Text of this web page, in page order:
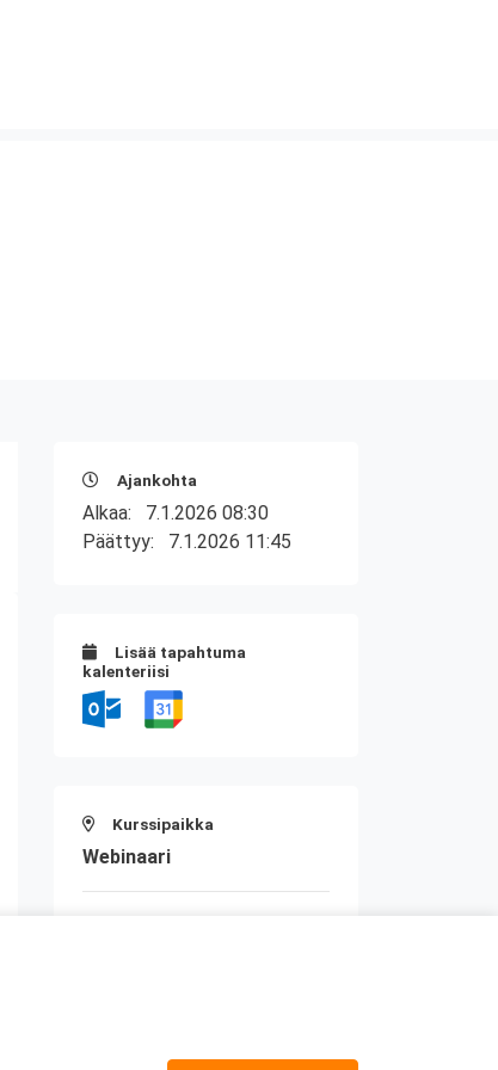
Ajankohta
Alkaa: 7.1.2026 08:30
Päättyy: 7.1.2026 11:45
Lisää tapahtuma
kalenteriisi
Kurssipaikka
Webinaari